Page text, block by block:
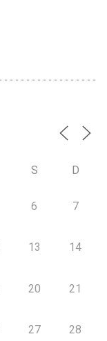
S D
6 7
13 14
20 21
27 28